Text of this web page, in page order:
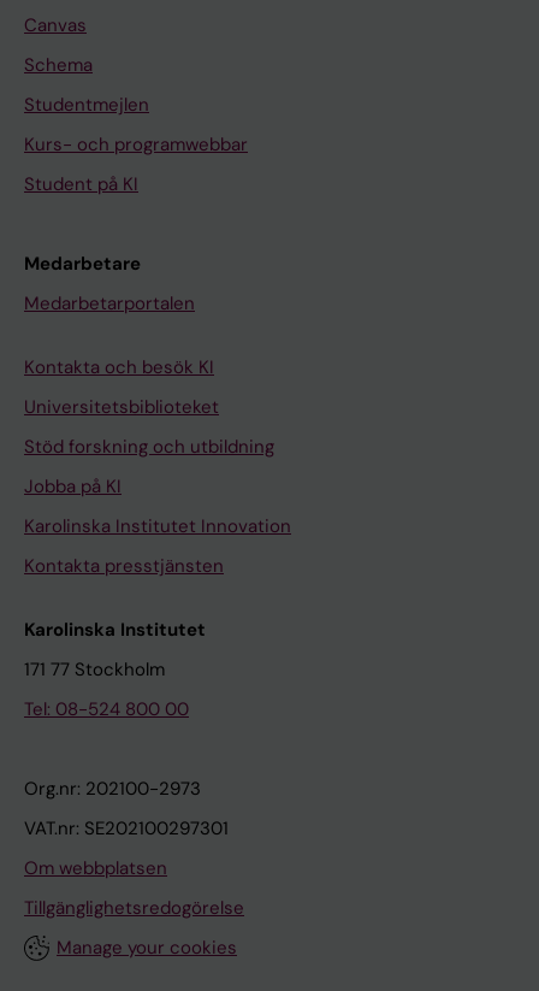
Canvas
Schema
Studentmejlen
Kurs- och programwebbar
Student på KI
Medarbetare
Medarbetarportalen
Kontakta och besök KI
Universitetsbiblioteket
Stöd forskning och utbildning
Jobba på KI
Karolinska Institutet Innovation
Kontakta presstjänsten
Karolinska Institutet
171 77 Stockholm
Tel: 08-524 800 00
Org.nr: 202100-2973
VAT.nr: SE202100297301
Om webbplatsen
Tillgänglighetsredogörelse
Manage your cookies